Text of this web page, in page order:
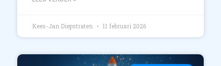
Kees-Jan Diepstraten 11 februari 2026